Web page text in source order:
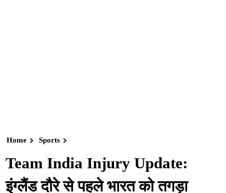
Home Sports
Team India Injury Update:
इंग्लैंड दौरे से पहले भारत को तगड़ा